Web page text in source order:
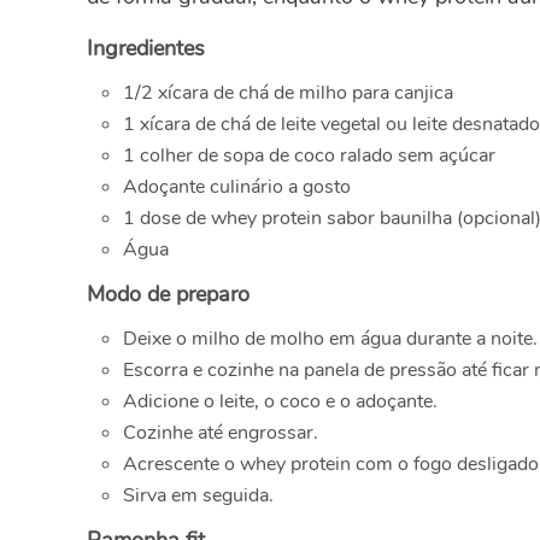
Ingredientes
1/2 xícara de chá de milho para canjica
1 xícara de chá de leite vegetal ou leite desnatado
1 colher de sopa de coco ralado sem açúcar
Adoçante culinário a gosto
1 dose de whey protein sabor baunilha (opcional)
Água
Modo de preparo
Deixe o milho de molho em água durante a noite.
Escorra e cozinhe na panela de pressão até ficar
Adicione o leite, o coco e o adoçante.
Cozinhe até engrossar.
Acrescente o whey protein com o fogo
Sirva em seguida.